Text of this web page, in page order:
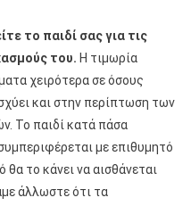
το παιδί σας για τις
του. Η τιμωρία
χειρότερα σε όσους
και στην περίπτωση των
Το παιδί κατά πάσα
με επιθυμητό
θα το κάνει να αισθάνεται
άλλωστε ότι τα